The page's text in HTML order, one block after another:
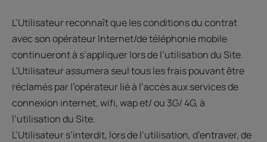
L’Utilisateur reconnaît que les conditions du contrat
avec son opérateur Internet/de téléphonie mobile
continueront à s’appliquer lors de l’utilisation du Site.
L’Utilisateur assumera seul tous les frais pouvant être
réclamés par l’opérateur lié à l’accès aux services de
connexion internet, wifi, wap et/ ou 3G/ 4G, à
l’utilisation du Site.
L’Utilisateur s’interdit, lors de l’utilisation, d’entraver, de